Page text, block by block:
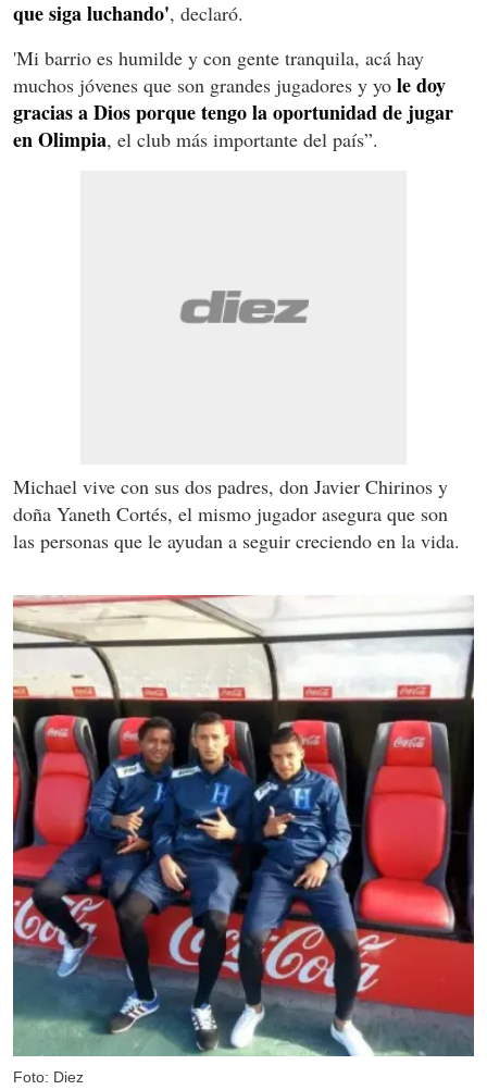
que siga luchando', declaró.
'Mi barrio es humilde y con gente tranquila, acá hay
muchos jóvenes que son grandes jugadores y yo le doy
gracias a Dios porque tengo la oportunidad de jugar
en Olimpia, el club más importante del país”.
Michael vive con sus dos padres, don Javier Chirinos y
doña Yaneth Cortés, el mismo jugador asegura que son
las personas que le ayudan a seguir creciendo en la vida.
Foto: Diez